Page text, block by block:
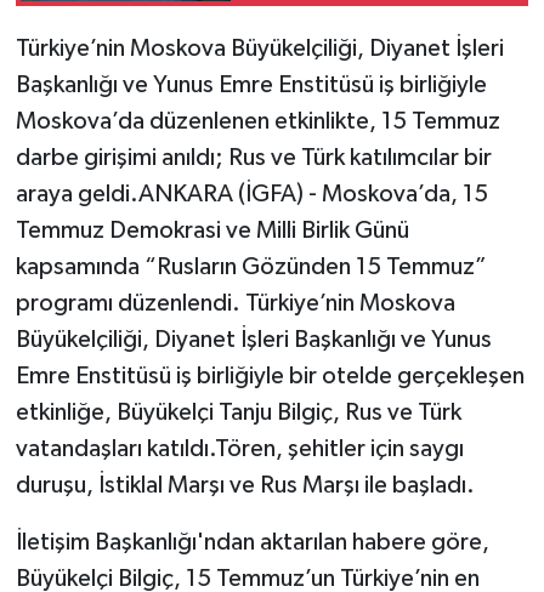
Türkiye’nin Moskova Büyükelçiliği, Diyanet İşleri
Başkanlığı ve Yunus Emre Enstitüsü iş birliğiyle
Moskova’da düzenlenen etkinlikte, 15 Temmuz
darbe girişimi anıldı; Rus ve Türk katılımcılar bir
araya geldi.ANKARA (İGFA) - Moskova’da, 15
Temmuz Demokrasi ve Milli Birlik Günü
kapsamında “Rusların Gözünden 15 Temmuz”
programı düzenlendi. Türkiye’nin Moskova
Büyükelçiliği, Diyanet İşleri Başkanlığı ve Yunus
Emre Enstitüsü iş birliğiyle bir otelde gerçekleşen
etkinliğe, Büyükelçi Tanju Bilgiç, Rus ve Türk
vatandaşları katıldı.Tören, şehitler için saygı
duruşu, İstiklal Marşı ve Rus Marşı ile başladı.
İletişim Başkanlığı'ndan aktarılan habere göre,
Büyükelçi Bilgiç, 15 Temmuz’un Türkiye’nin en